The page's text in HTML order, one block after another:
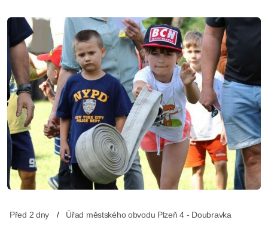
Před 2 dny Úřad městského obvodu Plzeň 4 - Doubravka